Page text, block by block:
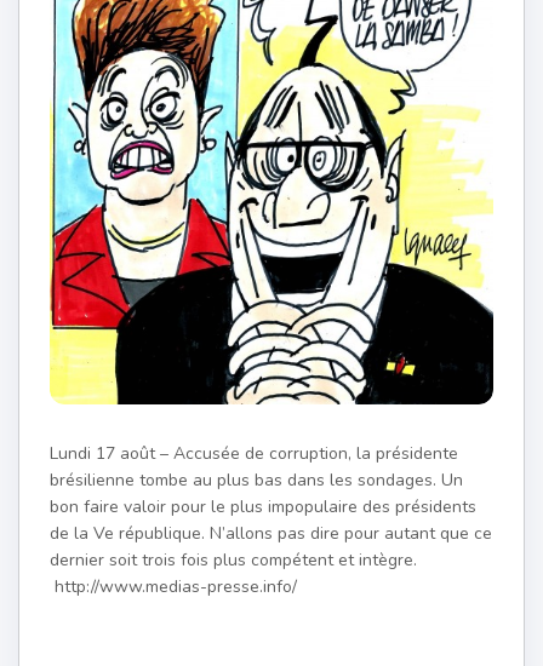
Lundi 17 août – Accusée de corruption, la présidente
brésilienne tombe au plus bas dans les sondages. Un
bon faire valoir pour le plus impopulaire des présidents
de la Ve république. N’allons pas dire pour autant que ce
dernier soit trois fois plus compétent et intègre.
http://www.medias-presse.info/